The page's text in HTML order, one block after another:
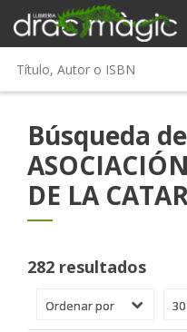
Búsqueda
DE LA
282 resultados